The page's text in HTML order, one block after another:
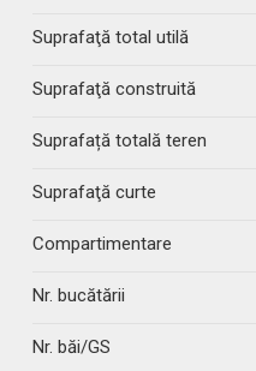
Suprafaţă total utilă
Suprafaţă construită
Suprafață totală teren
Suprafaţă curte
Compartimentare
Nr. bucătării
Nr. băi/GS